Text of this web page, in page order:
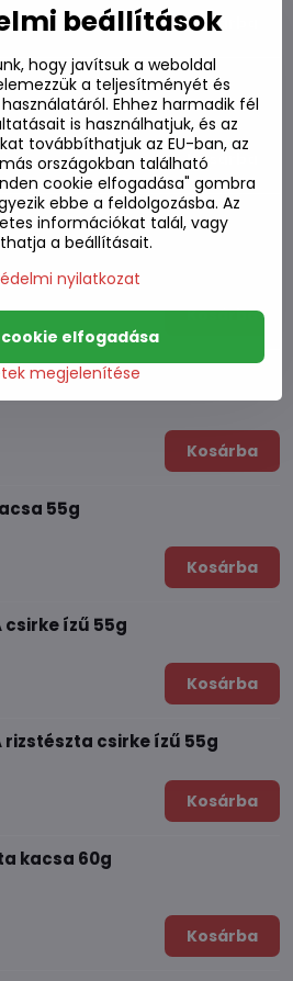
Kosárba
Ízletes csirke NISSIN
Kosárba
csésze csirke fűszeres
Kosárba
kis csésze csirke ízű 70g
Kosárba
55g
Kosárba
csirke ízű 55g
Kosárba
rizstészta csirke ízű 55g
Kosárba
kacsa 60g
Kosárba
beállítások
hogy javítsuk a weboldal
a teljesítményét és
Ehhez harmadik fél
is használhatjuk, és az
továbbíthatjuk az EU-ban, az
országokban található
cookie elfogadása" gombra
ebbe a feldolgozásba. Az
információkat talál, vagy
a beállításait.
nyilatkozat
megjelenítése
elfogadása